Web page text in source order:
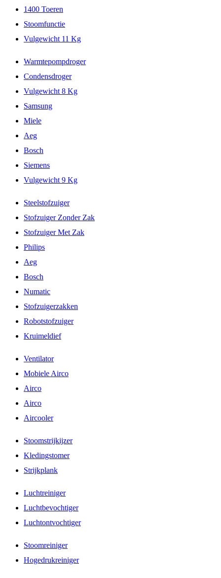
1400 Toeren
Stoomfunctie
Vulgewicht 11 Kg
Warmtepompdroger
Condensdroger
Vulgewicht 8 Kg
Samsung
Miele
Aeg
Bosch
Siemens
Vulgewicht 9 Kg
Steelstofzuiger
Stofzuiger Zonder Zak
Stofzuiger Met Zak
Philips
Aeg
Bosch
Numatic
Stofzuigerzakken
Robotstofzuiger
Kruimeldief
Ventilator
Mobiele Airco
Airco
Airco
Aircooler
Stoomstrijkijzer
Kledingstomer
Strijkplank
Luchtreiniger
Luchtbevochtiger
Luchtontvochtiger
Stoomreiniger
Hogedrukreiniger